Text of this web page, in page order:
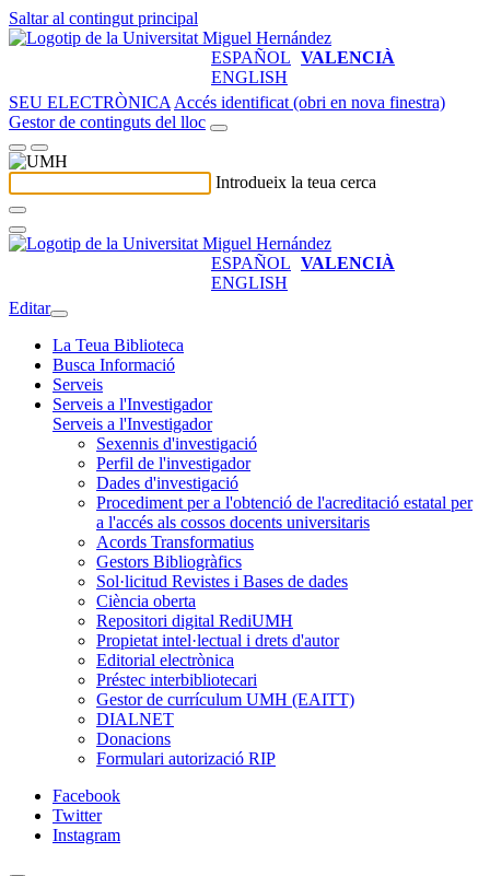
Saltar al contingut principal
ESPAÑOL VALENCIÀ
ENGLISH
SEU ELECTRÒNICA Accés identificat (obri en nova finestra)
Gestor de continguts del lloc
Introdueix la teua cerca
ESPAÑOL VALENCIÀ
ENGLISH
Editar
La Teua Biblioteca
Busca Informació
Serveis
Serveis a l'Investigador
Serveis a l'Investigador
Sexennis d'investigació
Perfil de l'investigador
Dades d'investigació
Procediment per a l'obtenció de l'acreditació estatal per
a l'accés als cossos docents universitaris
Acords Transformatius
Gestors Bibliogràfics
Sol·licitud Revistes i Bases de dades
Ciència oberta
Repositori digital RediUMH
Propietat intel·lectual i drets d'autor
Editorial electrònica
Préstec interbibliotecari
Gestor de currículum UMH (EAITT)
DIALNET
Donacions
Formulari autorizació RIP
Facebook
Twitter
Instagram